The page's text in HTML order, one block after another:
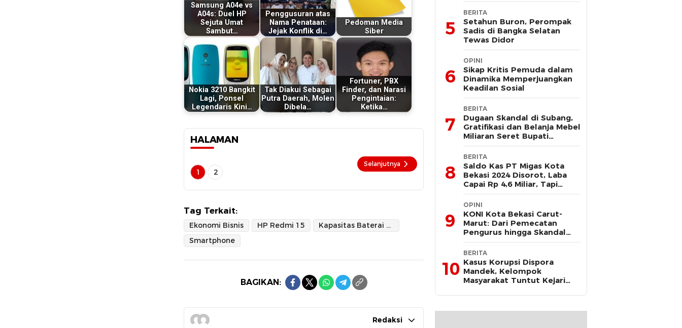
Samsung A04e vs
A04s: Duel HP
Sejuta Umat
Sambut…
Penggusuran atas
Nama Penataan:
Jejak Konflik di…
Pedoman Media
Siber
Nokia 3210 Bangkit
Lagi, Ponsel
Legendaris Kini…
Tak Diakui Sebagai
Putra Daerah, Molen
Dibela…
Fortuner, PBX
Finder, dan Narasi
Pengintaian:
Ketika…
HALAMAN
1 2
Selanjutnya
Tag Terkait:
Ekonomi Bisnis HP Redmi 15
Kapasitas Baterai Jumbo
Smartphone
BAGIKAN:
Redaksi
5
BERITA
Setahun Buron, Perompak
Sadis di Bangka Selatan
Tewas Didor
6
OPINI
Sikap Kritis Pemuda dalam
Dinamika Memperjuangkan
Keadilan Sosial
7
BERITA
Dugaan Skandal di Subang,
Gratifikasi dan Belanja Mebel
Miliaran Seret Bupati
Reynaldi
8
BERITA
Saldo Kas PT Migas Kota
Bekasi 2024 Disorot, Laba
Capai Rp 4,6 Miliar, Tapi
Hanya Tersisa Rp 13 Juta
9
OPINI
KONI Kota Bekasi Carut-
Marut: Dari Pemecatan
Pengurus hingga Skandal
Dana Hibah
10
BERITA
Kasus Korupsi Dispora
Mandek, Kelompok
Masyarakat Tuntut Kejari